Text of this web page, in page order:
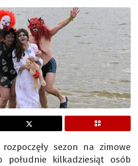
sezon na zimowe
południe kilkadziesiąt osób